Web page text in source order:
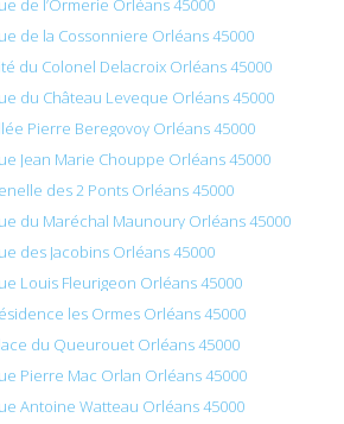
de l’Ormerie Orléans 45000
de la Cossonniere Orléans 45000
du Colonel Delacroix Orléans 45000
du Château Leveque Orléans 45000
Pierre Beregovoy Orléans 45000
Jean Marie Chouppe Orléans 45000
des 2 Ponts Orléans 45000
du Maréchal Maunoury Orléans 45000
des Jacobins Orléans 45000
Louis Fleurigeon Orléans 45000
les Ormes Orléans 45000
du Queurouet Orléans 45000
Pierre Mac Orlan Orléans 45000
Antoine Watteau Orléans 45000